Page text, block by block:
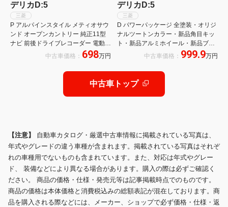
デリカD:5
三菱
P アルパインスタイル メティオサウ
ンド オープンカントリー 純正11型
ナビ 前後ドライブレコーダー 電動シ
ート 4WD バックカメラ 3列シート
中古車価格： 698万円
デリカD:5
三菱
D パワーパッケージ 全塗装・オリジ
ナルツートンカラー・新品角目キッ
ト・新品アルミホイール・新品ブロ
ックタイヤ・新品ルーフキャリア・
イドステップ・新品リアラダー
中古車価格： 999.9万円
中古車トップ
【注意】 自動車カタログ・厳選中古車情報に掲載されている写真は、
年式やグレードの違う車種が含まれます。掲載されている写真はそれぞ
れの車種用でないものも含まれています。また、対応は年式やグレー
ド、 装備などにより異なる場合があります。購入の際は必ずご確認く
ださい。 商品の価格・仕様・発売元等は記事掲載時点でのものです。
商品の価格は本体価格と消費税込みの総額表記が混在しております。商
品を購入される際などには、メーカー、ショップで必ず価格・仕様・返